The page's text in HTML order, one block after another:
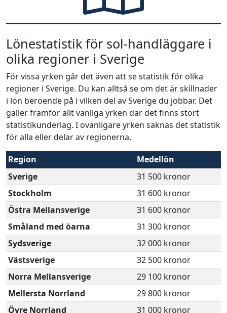
Lönestatistik för sol-handläggare i
olika regioner i Sverige
För vissa yrken går det även att se statistik för olika
regioner i Sverige. Du kan alltså se om det är skillnader
i lön beroende på i vilken del av Sverige du jobbar. Det
gäller framför allt vanliga yrken där det finns stort
statistikunderlag. I ovanligare yrken saknas det statistik
för alla eller delar av regionerna.
Region
Medellön
Sverige
31 500 kronor
Stockholm
31 600 kronor
Östra Mellansverige
31 600 kronor
Småland med öarna
31 300 kronor
Sydsverige
32 000 kronor
Västsverige
32 500 kronor
Norra Mellansverige
29 100 kronor
Mellersta Norrland
29 800 kronor
Övre Norrland
31 000 kronor